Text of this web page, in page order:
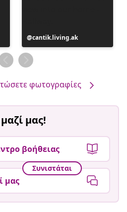
Η
ανάρτηση
δημοσιεύθηκε
από
cantik.living.ak
φωτογραφίες
μας!
βοήθειας
Συνιστάται
μας